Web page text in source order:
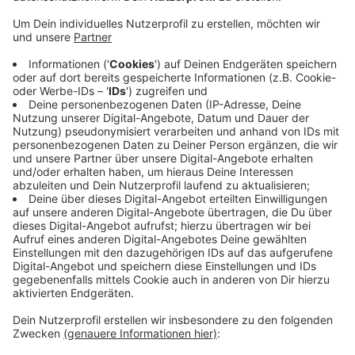
Münster, der ein Projektdorf in Uganda
unterstützt. Die Familie nutzt die Gelegenheit und
Dazu zählen robuste Spielgeräte, Bälle,
Sportequipment wie Gummitwists, Fußballschuhe,
Gummistiefel, Spielautos, Duplo-Platten, -Steine
und -Figuren, aber auch englischsprachige
Kinderbücher (0-18 Jahre) und windows Laptops.
Nähere Infos zu den Spenden und einer möglichen
Übergabe bekommt ihr per Mail an Stephi
Wallenborn:aloha@weltenbummlerkids.de
Veröffentlicht:Montag, 18.05.2026 12:18
Anzeige